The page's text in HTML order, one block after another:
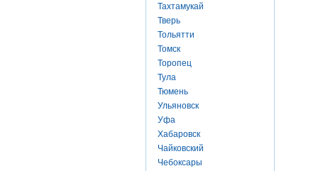
Тахтамукай
Тверь
Тольятти
Томск
Торопец
Тула
Тюмень
Ульяновск
Уфа
Хабаровск
Чайковский
Чебоксары